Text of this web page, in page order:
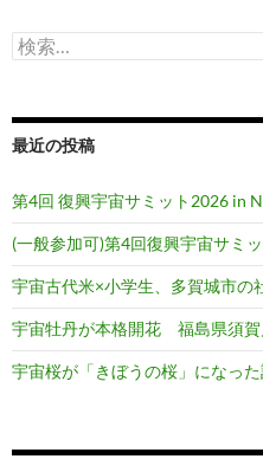
ョ
検
索:
最近の投稿
第4回 復興宇宙サミット2026 in
(一般参加可)第4回復興宇宙サミ
宇宙古代米×小学生、多賀城市の
宇宙牡丹が本格開花 福島県須賀
宇宙桜が「きぼうの桜」になった